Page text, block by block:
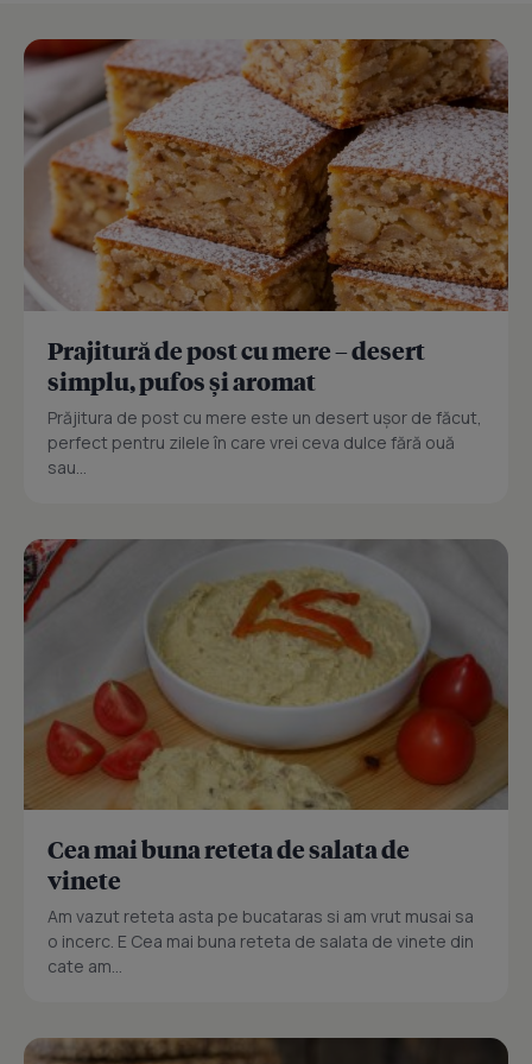
Prajitură de post cu mere – desert
simplu, pufos și aromat
Prăjitura de post cu mere este un desert ușor de făcut,
perfect pentru zilele în care vrei ceva dulce fără ouă
sau...
Cea mai buna reteta de salata de
vinete
Am vazut reteta asta pe bucataras si am vrut musai sa
o incerc. E Cea mai buna reteta de salata de vinete din
cate am...